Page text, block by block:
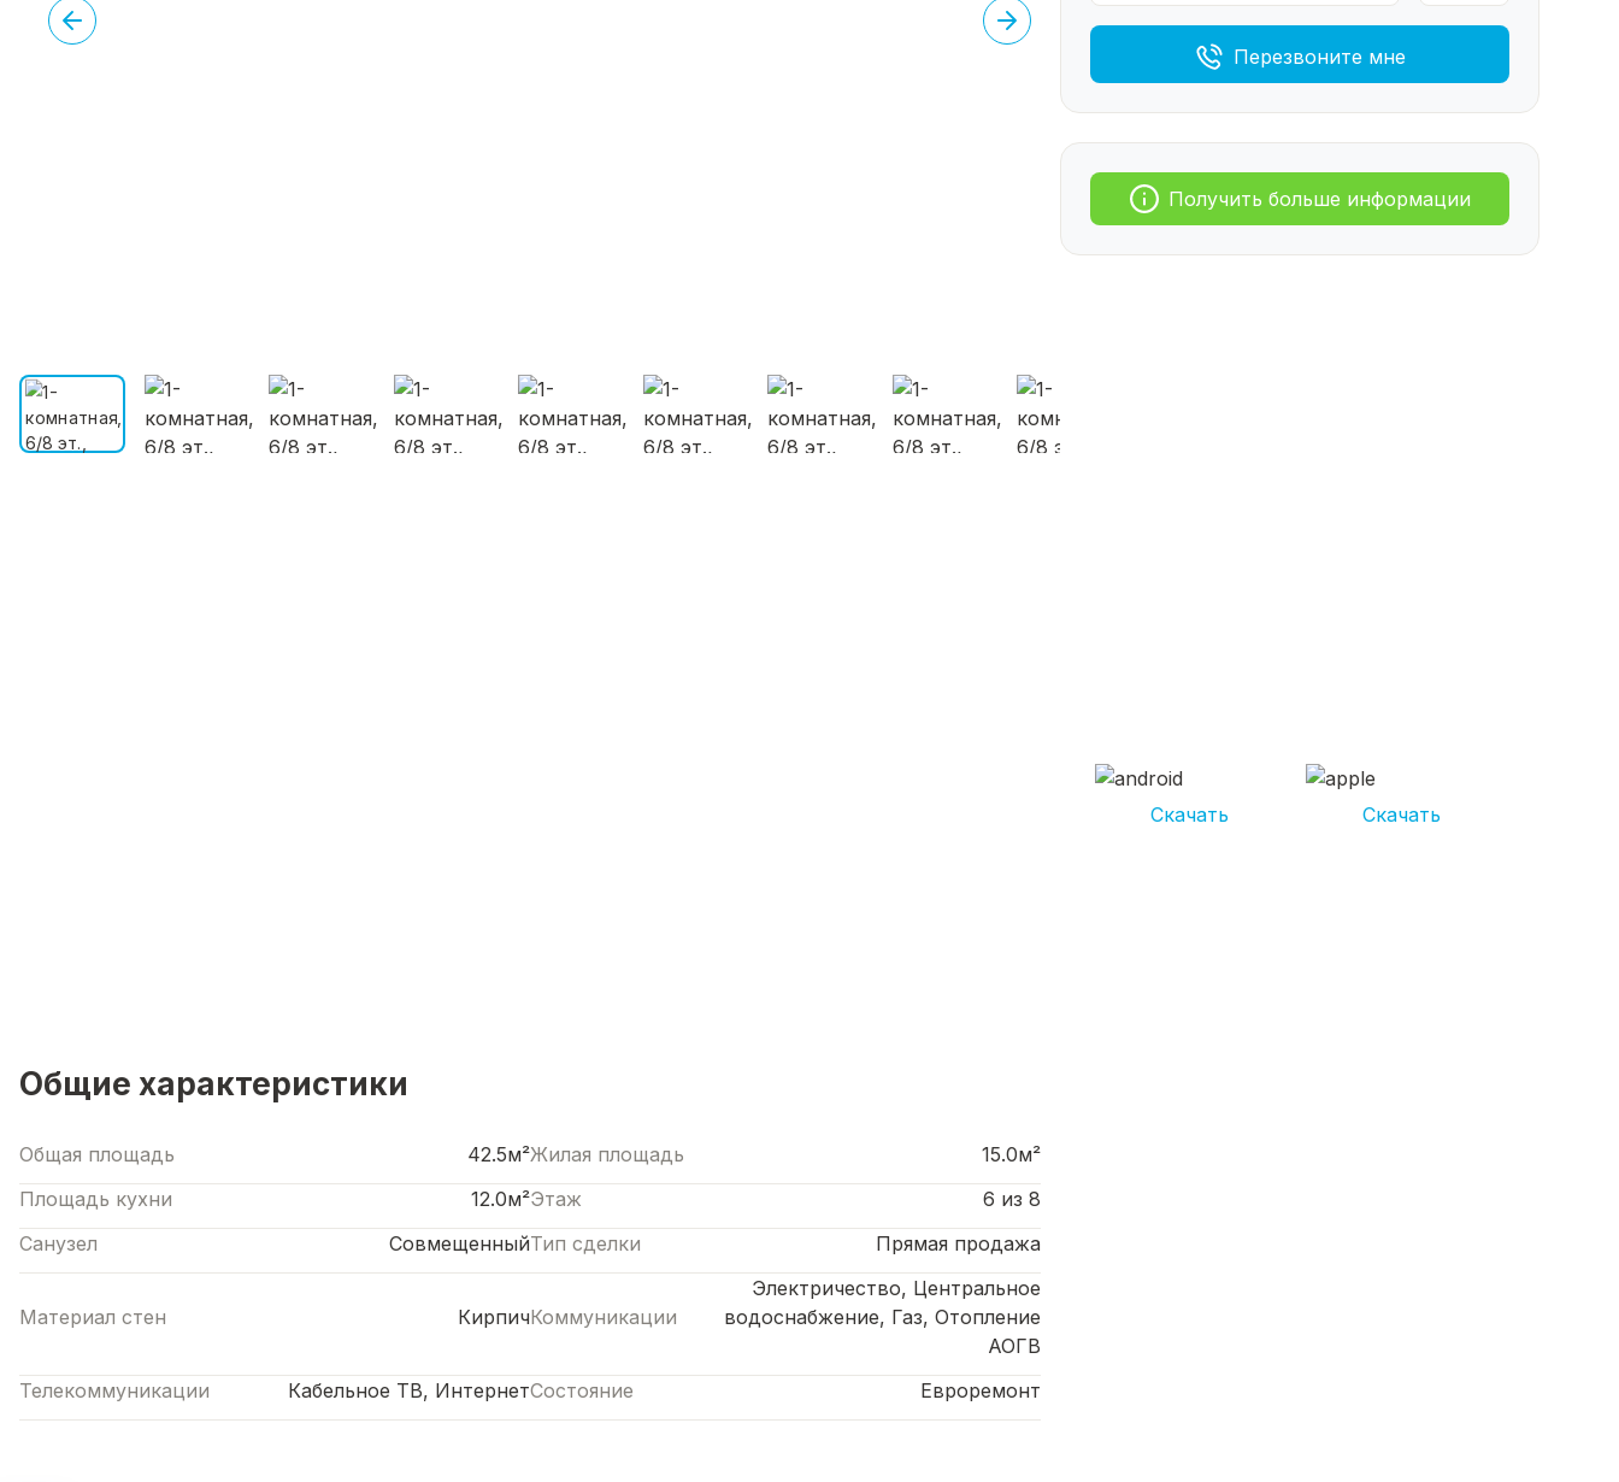
Перезвоните мне
Получить больше информации
Скачать Скачать
Общие характеристики
Общая площадь 42.5м²Жилая площадь
15.0м²
Площадь кухни
12.0м²Этаж
6 из 8
Санузел
СовмещенныйТип сделки Прямая продажа
Материал стен КирпичКоммуникации
Электричество, Центральное
водоснабжение, Газ, Отопление
АОГВ
Телекоммуникации
Кабельное ТВ, ИнтернетСостояние Евроремонт